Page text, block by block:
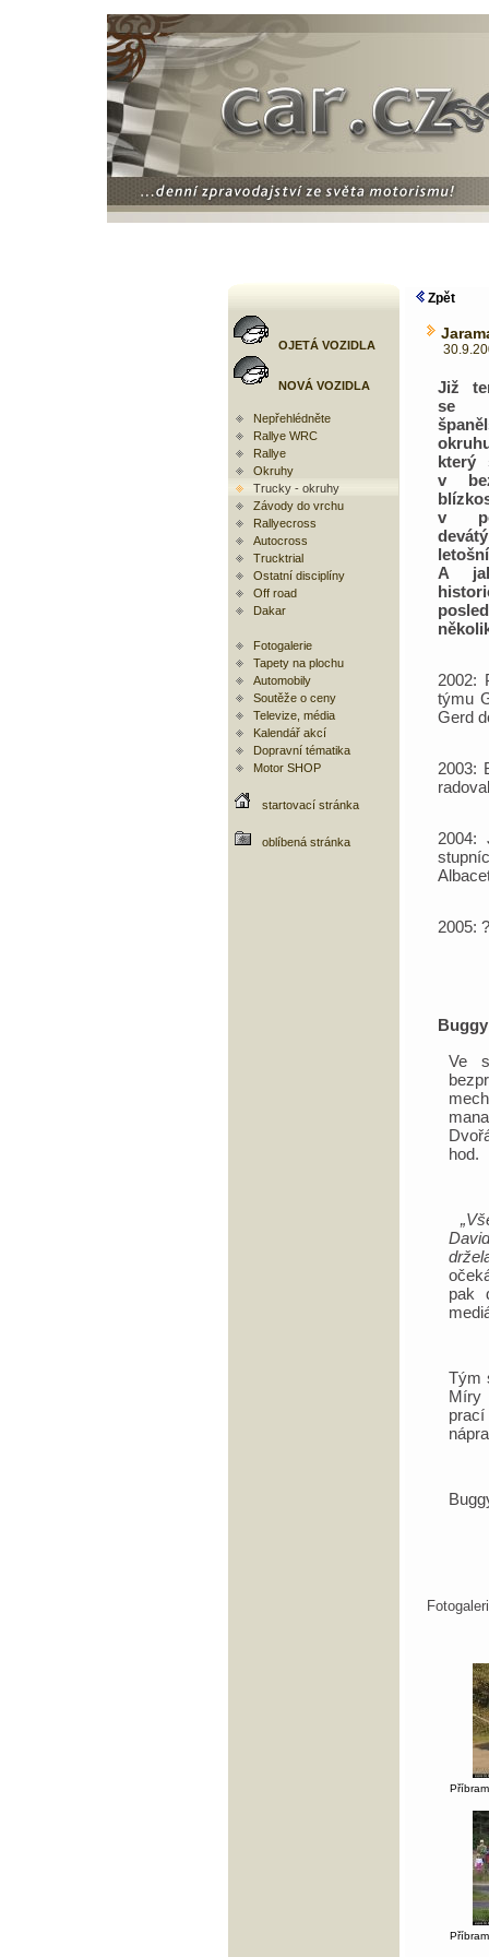
OJETÁ VOZIDLA
NOVÁ VOZIDLA
Nepřehlédněte
Rallye WRC
Rallye
Okruhy
Trucky - okruhy
Závody do vrchu
Rallyecross
Autocross
Trucktrial
Ostatní disciplíny
Off road
Dakar
Fotogalerie
Tapety na plochu
Automobily
Soutěže o ceny
Televize, média
Kalendář akcí
Dopravní tématika
Motor SHOP
startovací stránka
oblíbená stránka
Zpět
Již
se
který
v
v
A
2002:
týmu
Gerd
2003:
2004:
2005:
Ve
hod.
pak
Tým
Míry
prací